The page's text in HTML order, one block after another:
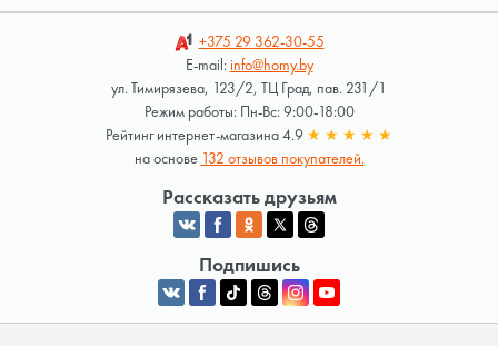
+375 29362-30-55
E-mail:info@homy.by
ул. Тимирязева, 123/2, ТЦ Град, пав. 231/1
Режим работы: Пн-Вс: 9:00-18:00
Рейтинг интернет-магазина 4.9 ★ ★ ★ ★ ★
на основе 132 отзывов покупателей.
Рассказать друзьям
Подпишись